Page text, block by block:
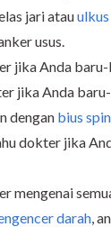
jari atau
usus.
jika Anda
jika Anda
dengan bius
dokter jika
mengenai
darah,